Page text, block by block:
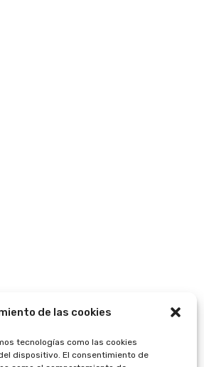
de las cookies
tecnologías como las cookies
dispositivo. El consentimiento de